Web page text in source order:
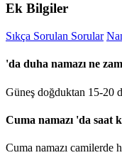
Ek Bilgiler
Sıkça Sorulan Sorular
'da duha namazı ne
Güneş doğduktan 15-20
Cuma namazı 'da saat
Cuma namazı camilerde